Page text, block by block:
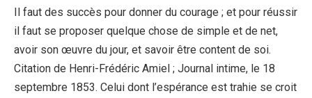
Il faut des succès pour donner du courage ; et pour réussir
il faut se proposer quelque chose de simple et de net,
avoir son œuvre du jour, et savoir être content de soi.
Citation de Henri-Frédéric Amiel ; Journal intime, le 18
septembre 1853. Celui dont l’espérance est trahie se croit